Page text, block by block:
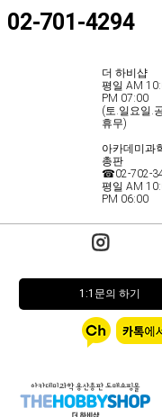
02-701-4294
더 하비샵
평일 AM
PM 07:00
(토.일요일.
휴무)
아카데미과
총판
☎02-702-
평일 AM
PM 06:00
1:1문의 하기